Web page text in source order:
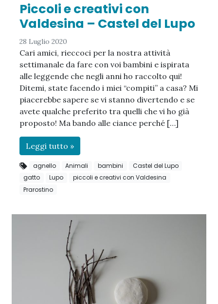
Piccoli e creativi con
Valdesina – Castel del Lupo
28 Luglio 2020
Cari amici, rieccoci per la nostra attività
settimanale da fare con voi bambini e ispirata
alle leggende che negli anni ho raccolto qui!
Ditemi, state facendo i miei “compiti” a casa? Mi
piacerebbe sapere se vi stanno divertendo e se
avete qualche preferito tra quelli che vi ho già
proposto! Ma bando alle ciance perché […]
Leggi tutto »
agnello Animali bambini
Castel del Lupo
gatto
Lupo
piccoli e creativi con Valdesina
Prarostino